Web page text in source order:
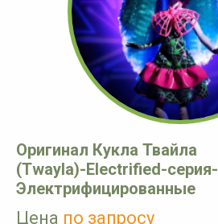
Оригинал Кукла Твайла
(Twayla)-Electrified-серия-
Электрифицированные
Цена по запросу